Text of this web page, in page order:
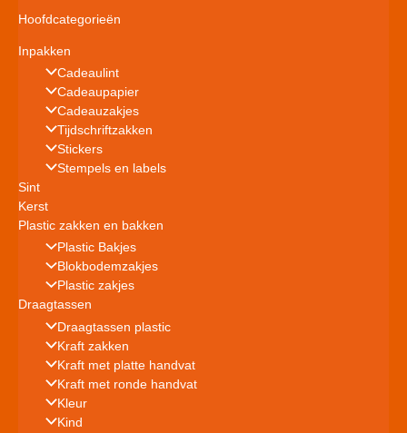
Hoofdcategorieën
Inpakken
Cadeaulint
Cadeaupapier
Cadeauzakjes
Tijdschriftzakken
Stickers
Stempels en labels
Sint
Kerst
Plastic zakken en bakken
Plastic Bakjes
Blokbodemzakjes
Plastic zakjes
Draagtassen
Draagtassen plastic
Kraft zakken
Kraft met platte handvat
Kraft met ronde handvat
Kleur
Kind